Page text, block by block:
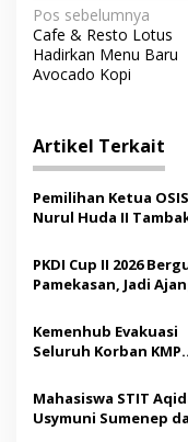
N
a
v
g
a
s
i
p
o
s
Pos sebelumnya
Cafe & Resto Lotus
Hadirkan Menu Baru
Avocado Kopi
Artikel Terkait
Pemilihan Ketua
Nurul Huda II
Demokrasi bagi Siswa
PKDI Cup II 2026
Pamekasan, Jadi
Madura
Kemenhub Evakuasi
Seluruh Korban KMP
Operator Diaudit
Mahasiswa STIT
Usymuni Sumenep